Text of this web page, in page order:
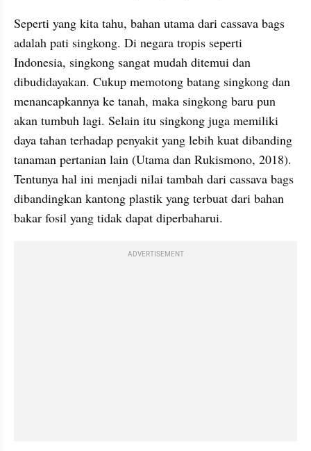
Seperti yang kita tahu, bahan utama dari cassava bags
adalah pati singkong. Di negara tropis seperti
Indonesia, singkong sangat mudah ditemui dan
dibudidayakan. Cukup memotong batang singkong dan
menancapkannya ke tanah, maka singkong baru pun
akan tumbuh lagi. Selain itu singkong juga memiliki
daya tahan terhadap penyakit yang lebih kuat dibanding
tanaman pertanian lain (Utama dan Rukismono, 2018).
Tentunya hal ini menjadi nilai tambah dari cassava bags
dibandingkan kantong plastik yang terbuat dari bahan
bakar fosil yang tidak dapat diperbaharui.
ADVERTISEMENT